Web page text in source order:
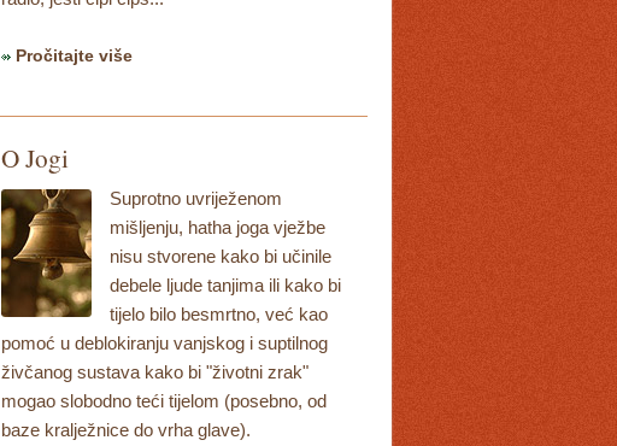
Pročitajte više
O Jogi
Suprotno uvriježenom
mišljenju, hatha joga vježbe
nisu stvorene kako bi učinile
debele ljude tanjima ili kako bi
tijelo bilo besmrtno, već kao
pomoć u deblokiranju vanjskog i suptilnog
živčanog sustava kako bi "životni zrak"
mogao slobodno teći tijelom (posebno, od
baze kralježnice do vrha glave).